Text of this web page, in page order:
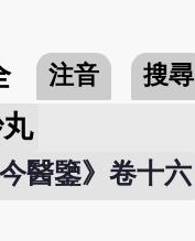
注音 搜尋
今醫鑒》卷十六